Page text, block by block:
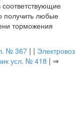
соответствующие
получить любые
торможения
№ 367| | Электровоз
усл. № 418 | ⇒